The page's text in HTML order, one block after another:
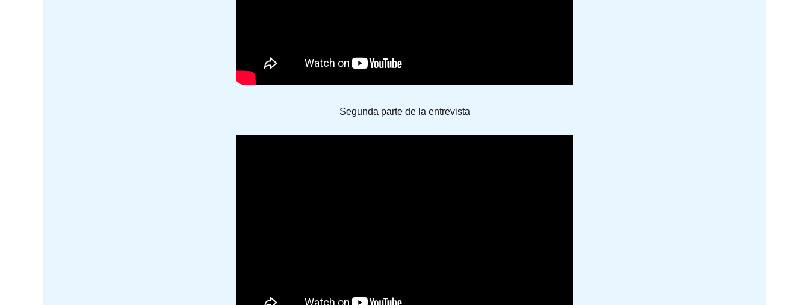
Segunda parte de la entrevista